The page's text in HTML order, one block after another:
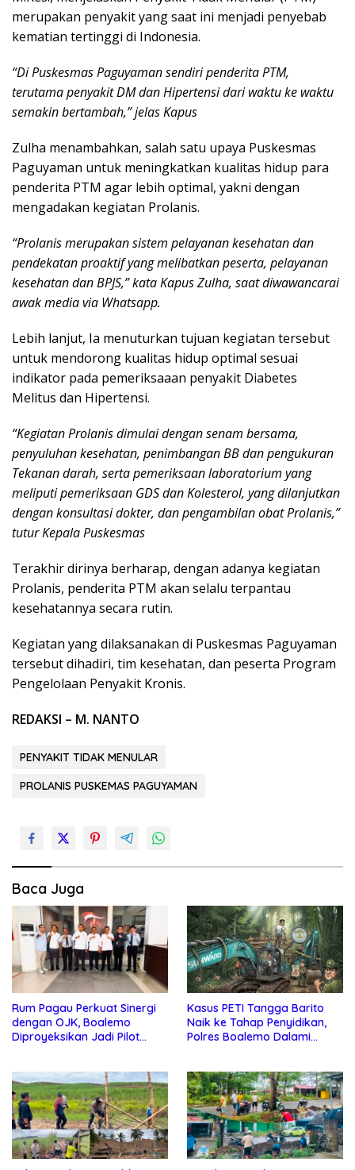
merupakan penyakit yang saat ini menjadi penyebab
kematian tertinggi di Indonesia.
“Di Puskesmas Paguyaman sendiri penderita PTM,
terutama penyakit DM dan Hipertensi dari waktu ke waktu
semakin bertambah,” jelas Kapus
Zulha menambahkan, salah satu upaya Puskesmas
Paguyaman untuk meningkatkan kualitas hidup para
penderita PTM agar lebih optimal, yakni dengan
mengadakan kegiatan Prolanis.
“Prolanis merupakan sistem pelayanan kesehatan dan
pendekatan proaktif yang melibatkan peserta, pelayanan
kesehatan dan BPJS,” kata Kapus Zulha, saat diwawancarai
awak media via Whatsapp.
Lebih lanjut, Ia menuturkan tujuan kegiatan tersebut
untuk mendorong kualitas hidup optimal sesuai
indikator pada pemeriksaaan penyakit Diabetes
Melitus dan Hipertensi.
“Kegiatan Prolanis dimulai dengan senam bersama,
penyuluhan kesehatan, penimbangan BB dan pengukuran
Tekanan darah, serta pemeriksaan laboratorium yang
meliputi pemeriksaan GDS dan Kolesterol, yang dilanjutkan
dengan konsultasi dokter, dan pengambilan obat Prolanis,”
tutur Kepala Puskesmas
Terakhir dirinya berharap, dengan adanya kegiatan
Prolanis, penderita PTM akan selalu terpantau
kesehatannya secara rutin.
Kegiatan yang dilaksanakan di Puskesmas Paguyaman
tersebut dihadiri, tim kesehatan, dan peserta Program
Pengelolaan Penyakit Kronis.
REDAKSI – M. NANTO
PENYAKIT TIDAK MENULAR
PROLANIS PUSKEMAS PAGUYAMAN
Baca Juga
Rum Pagau Perkuat Sinergi
dengan OJK, Boalemo
Diproyeksikan Jadi Pilot
Kasus PETI Tangga Barito
Naik ke Tahap Penyidikan,
Polres Boalemo Dalami